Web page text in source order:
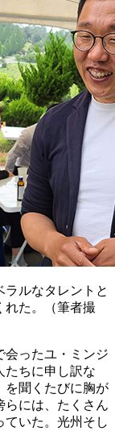
ルなタレントと
れた。（筆者撮
ったユ・ミンジ
たちに申し訳な
を聞くたびに胸が
らには、たくさん
ていた。光州そし